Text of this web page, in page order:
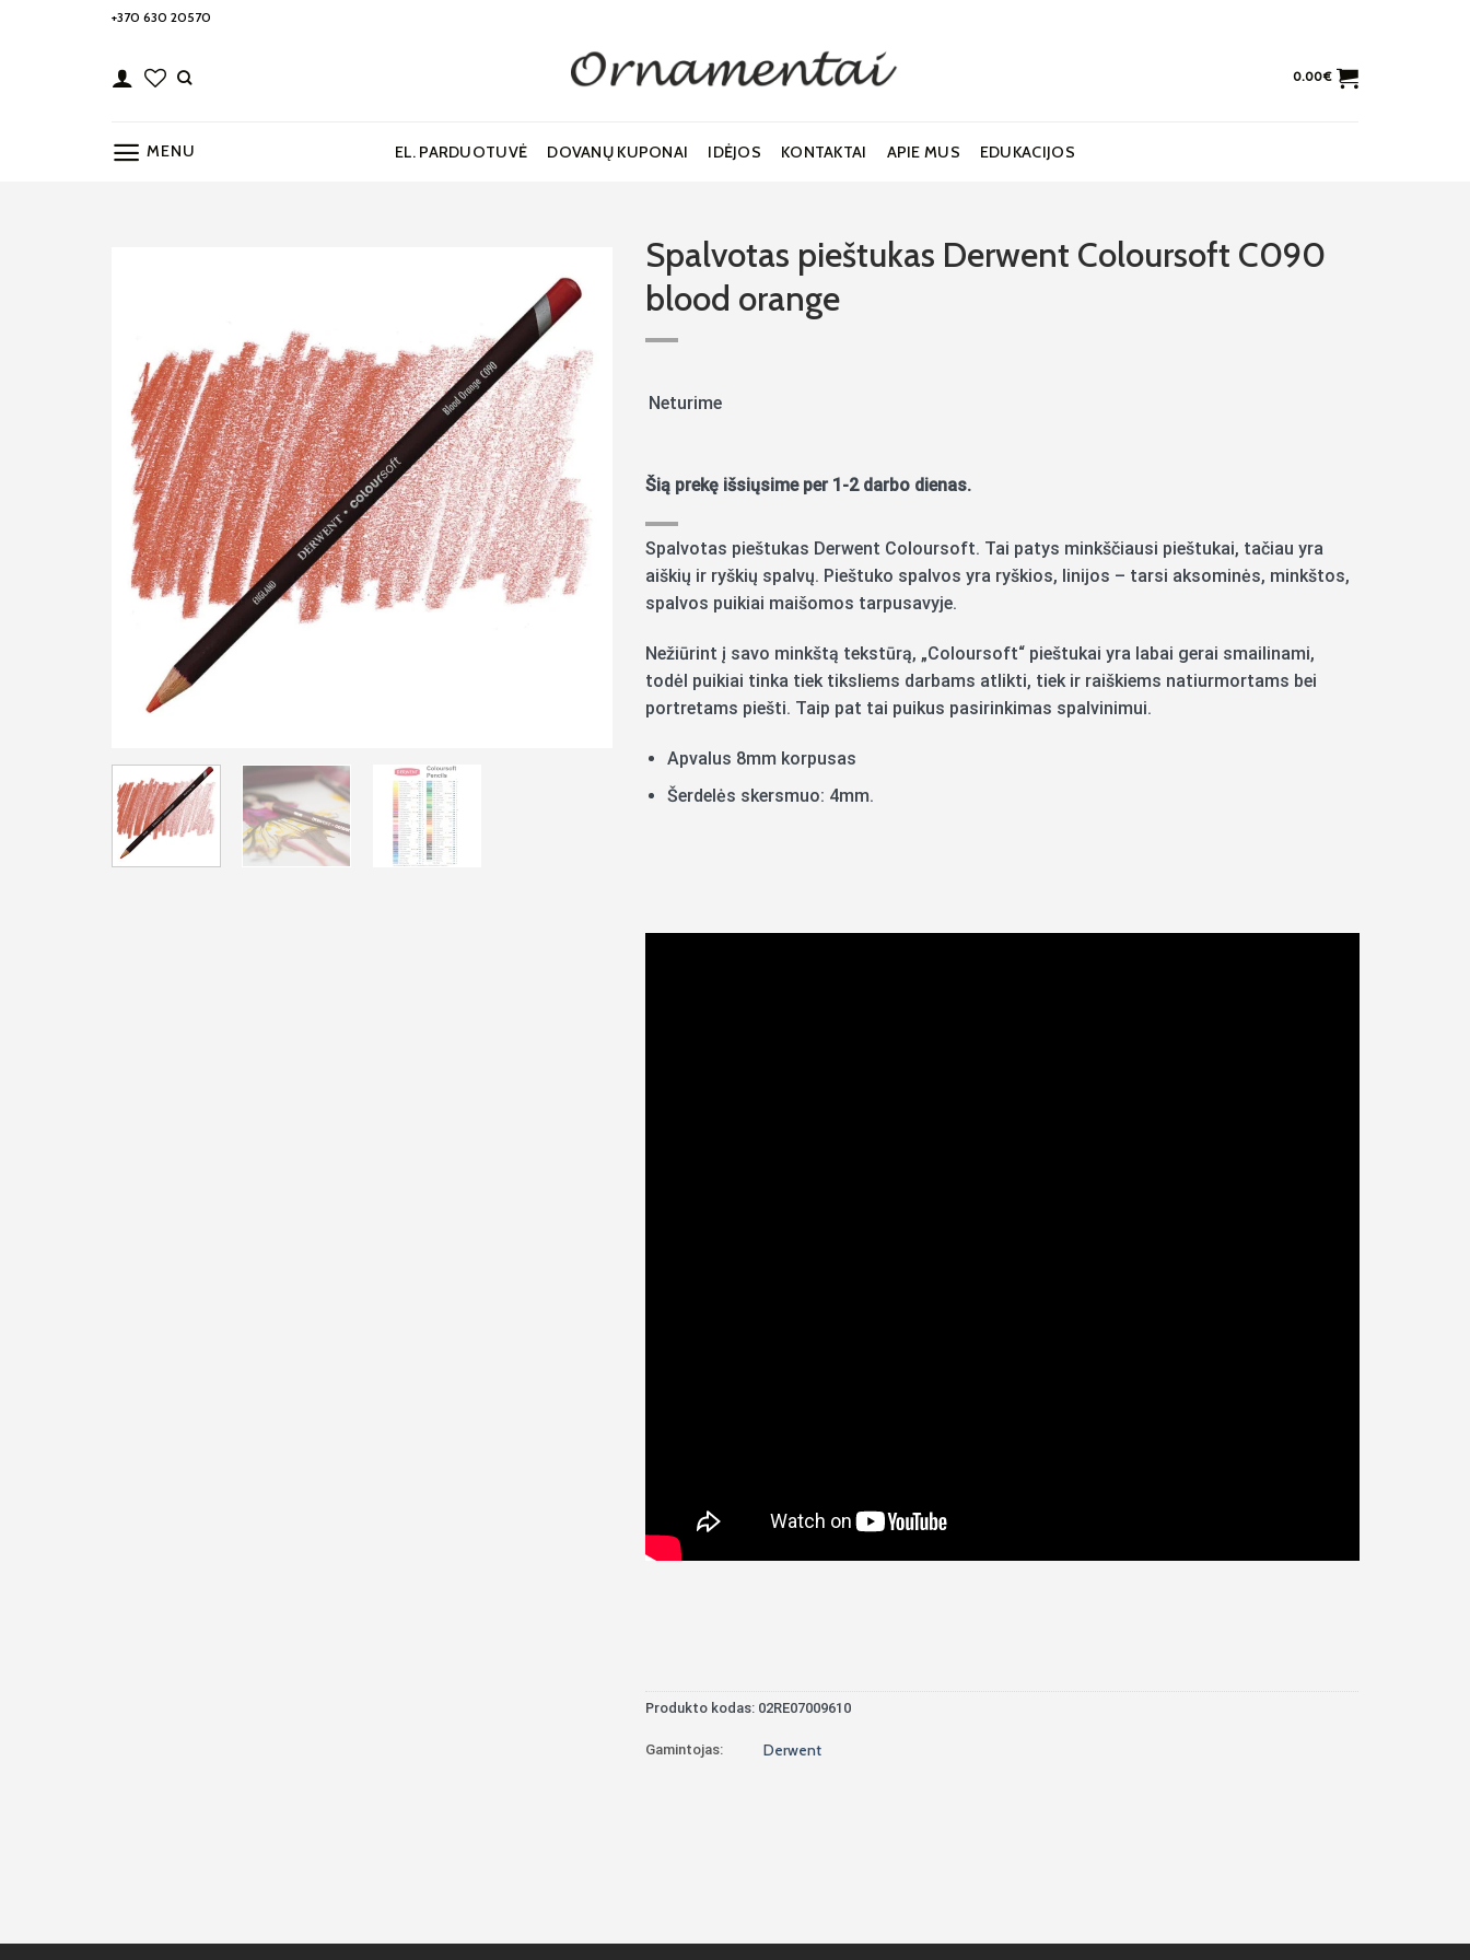
+370 630 20570
0.00€
MENU EL. PARDUOTUVĖ DOVANŲ KUPONAI IDĖJOS KONTAKTAI APIE MUS EDUKACIJOS
Noriu!
Spalvotas pieštukas Derwent Coloursoft C090
blood orange
Neturime
Šią prekę išsiųsime per 1-2 darbo dienas.
Spalvotas pieštukas Derwent Coloursoft. Tai patys minkščiausi pieštukai, tačiau yra
aiškių ir ryškių spalvų. Pieštuko spalvos yra ryškios, linijos – tarsi aksominės, minkštos,
spalvos puikiai maišomos tarpusavyje.
Nežiūrint į savo minkštą tekstūrą, „Coloursoft“ pieštukai yra labai gerai smailinami,
todėl puikiai tinka tiek tiksliems darbams atlikti, tiek ir raiškiems natiurmortams bei
portretams piešti. Taip pat tai puikus pasirinkimas spalvinimui.
Apvalus 8mm korpusas
Šerdelės skersmuo: 4mm.
Produkto kodas: 02RE07009610
Gamintojas: Derwent